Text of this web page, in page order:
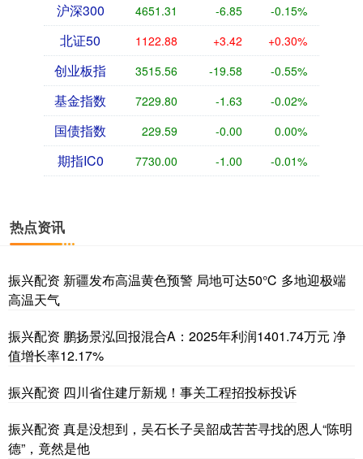
沪深300 4651.31 -6.85 -0.15%
北证50 1122.88 +3.42 +0.30%
创业板指 3515.56 -19.58 -0.55%
基金指数 7229.80 -1.63 -0.02%
国债指数 229.59 -0.00 0.00%
期指IC0 7730.00 -1.00 -0.01%
热点资讯
振兴配资 新疆发布高温黄色预警 局地可达50℃ 多地迎极端
高温天气
振兴配资 鹏扬景泓回报混合A：2025年利润1401.74万元 净
值增长率12.17%
振兴配资 四川省住建厅新规！事关工程招投标投诉
振兴配资 真是没想到，吴石长子吴韶成苦苦寻找的恩人“陈明
德”，竟然是他